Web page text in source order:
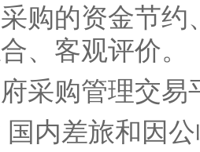
购的资金节
、客观评价。
购管理交易
差旅和因公